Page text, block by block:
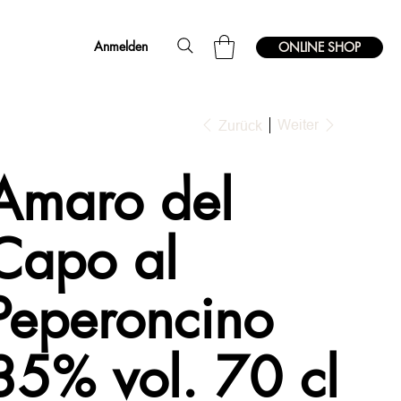
Anmelden ONLINE SHOP
Zurück Weiter
del
al
vol. 70 cl